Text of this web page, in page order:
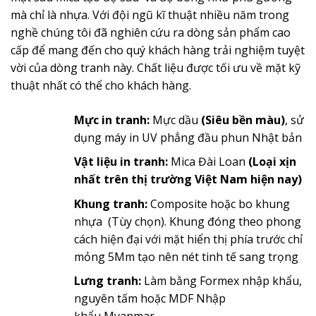
mà chỉ là nhựa. Với đội ngũ kĩ thuật nhiều năm trong
nghề chúng tôi đã nghiên cứu ra dòng sản phẩm cao
cấp để mang đến cho quý khách hàng trải nghiệm tuyệt
vời của dòng tranh này. Chất liệu được tối ưu về mặt kỹ
thuật nhất có thể cho khách hàng.
Mực in tranh:Mực dầu (Siêu bền màu), sử
dụng máy in UV phẳng đầu phun Nhật bản
Vật liệu in tranh:Mica Đài Loan (Loại xịn
nhất trên thị trường Việt Nam hiện nay)
Khung tranh:Composite hoặc bo khung
nhựa (Tùy chọn). Khung đóng theo phong
cách hiện đại với mặt hiển thị phía trước chỉ
mỏng 5Mm tạo nên nét tinh tế sang trọng
Lưng tranh:Làm bằng Formex nhập khẩu,
nguyên tấm hoặc MDF Nhập